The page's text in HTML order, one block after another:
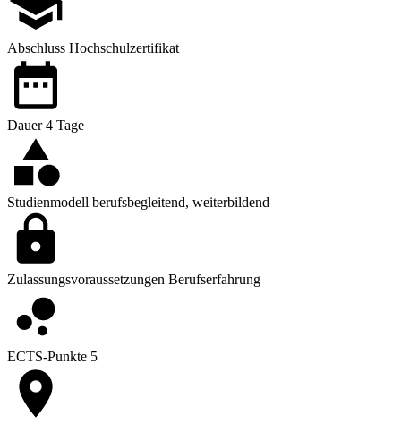
Abschluss Hochschulzertifikat
Dauer4 Tage
Studienmodell berufsbegleitend, weiterbildend
Zulassungsvoraussetzungen Berufserfahrung
ECTS-Punkte 5